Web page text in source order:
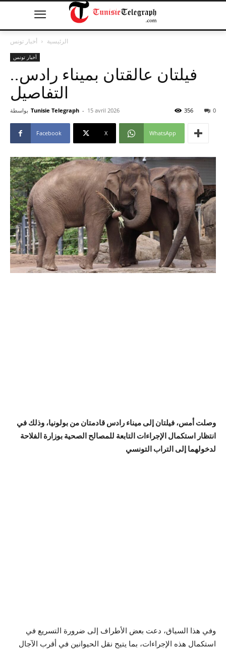
الرئيسية أخبار تونس
أخبار تونس
فيلتان عالقتان بميناء رادس..
التفاصيل
بواسطة Tunisie Telegraph - 15 avril 2026 0
356
Facebook X WhatsApp
وصلت أمس، فيلتان إلى ميناء رادس قادمتان من بولونيا، وذلك في
انتظار استكمال الإجراءات التابعة للمصالح الصحية بوزارة الفلاحة
لدخولهما إلى التراب التونسي
وفي هذا السياق، دعت بعض الأطراف إلى ضرورة التسريع في
استكمال هذه الإجراءات، بما يتيح نقل الحيوانين في أقرب الآجال